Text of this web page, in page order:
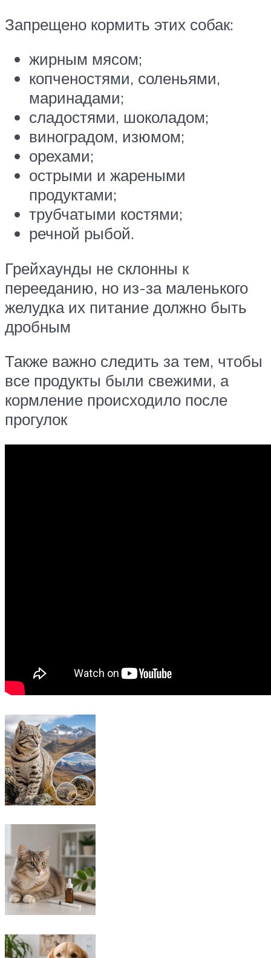
Запрещено кормить этих собак:
жирным мясом;
копченостями, соленьями,
маринадами;
сладостями, шоколадом;
виноградом, изюмом;
орехами;
острыми и жареными
продуктами;
трубчатыми костями;
речной рыбой.
Грейхаунды не склонны к
перееданию, но из-за маленького
желудка их питание должно быть
дробным
Также важно следить за тем, чтобы
все продукты были свежими, а
кормление происходило после
прогулок